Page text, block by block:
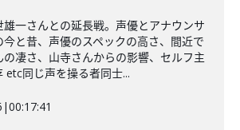
一さんとの延長戦。声優とアナウンサ
と昔、声優のスペックの高さ、間近で
の凄さ、山寺さんからの影響、セルフ主
etc同じ声を操る者同士...
|00:17:41